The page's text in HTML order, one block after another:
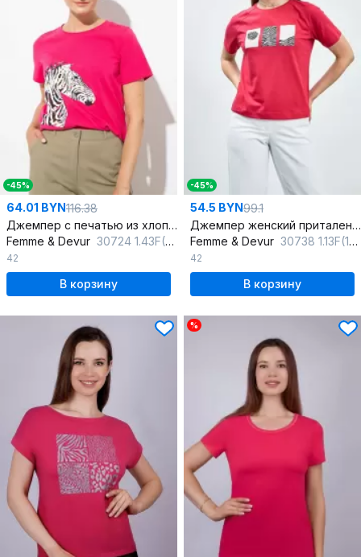
-45%
64.01 BYN116.38
Джемпер с печатью из хлопка и трикотажа, прямой крой
Femme & Devur 30724 1.43F(170)
42
В корзину
-45%
54.5 BYN99.1
Джемпер женский приталенный с коротким рукавом для повседневной носки
Femme & Devur 30738 1.13F(170)
42
В корзину
%